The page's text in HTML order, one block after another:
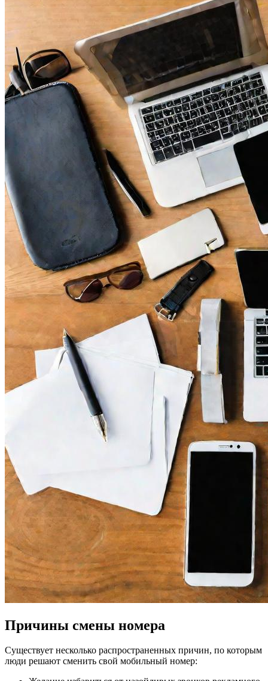
Причины смены номера
Существует несколько распространенных причин, по которым
люди решают сменить свой мобильный номер: